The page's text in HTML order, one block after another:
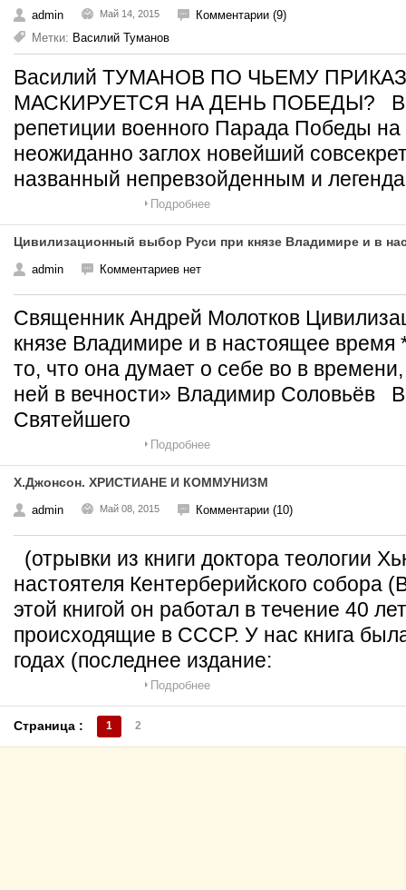
admin Май 14, 2015
Комментарии (9)
Метки: Василий Туманов
Василий ТУМАНОВ ПО ЧЬЕМУ
МАСКИРУЕТСЯ НА ДЕНЬ ПОБЕДЫ? Во
репетиции военного Парада Победы
неожиданно заглох новейший
названный непревзойденным и
Подробнее
Цивилизационный выбор Руси при князе Владимире и в
admin Комментариев нет
Священник Андрей Молотков
князе Владимире и в настоящее
то, что она думает о себе во в
ней в вечности» Владимир Соловьёв В
Святейшего
Подробнее
Х.Джонсон. ХРИСТИАНЕ И КОММУНИЗМ
admin Май 08, 2015 Комментарии (10)
(отрывки из книги доктора теологии
настоятеля Кентерберийского собора
этой книгой он работал в течение 40
происходящие в СССР. У нас книга
годах (последнее издание:
Подробнее
Страница : 1 2